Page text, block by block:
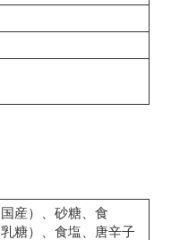
産）、砂糖、食
糖）、食塩、唐辛子